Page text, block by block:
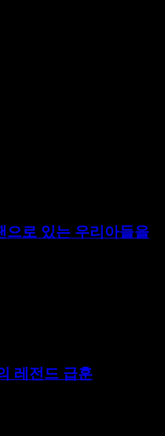
으로 있는 우리아들을
레전드 급훈